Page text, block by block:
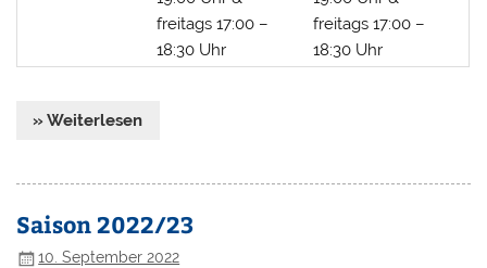
freitags 17:00 –
18:30 Uhr
freitags 17:00 –
18:30 Uhr
» Weiterlesen
Saison 2022/23
10. September 2022